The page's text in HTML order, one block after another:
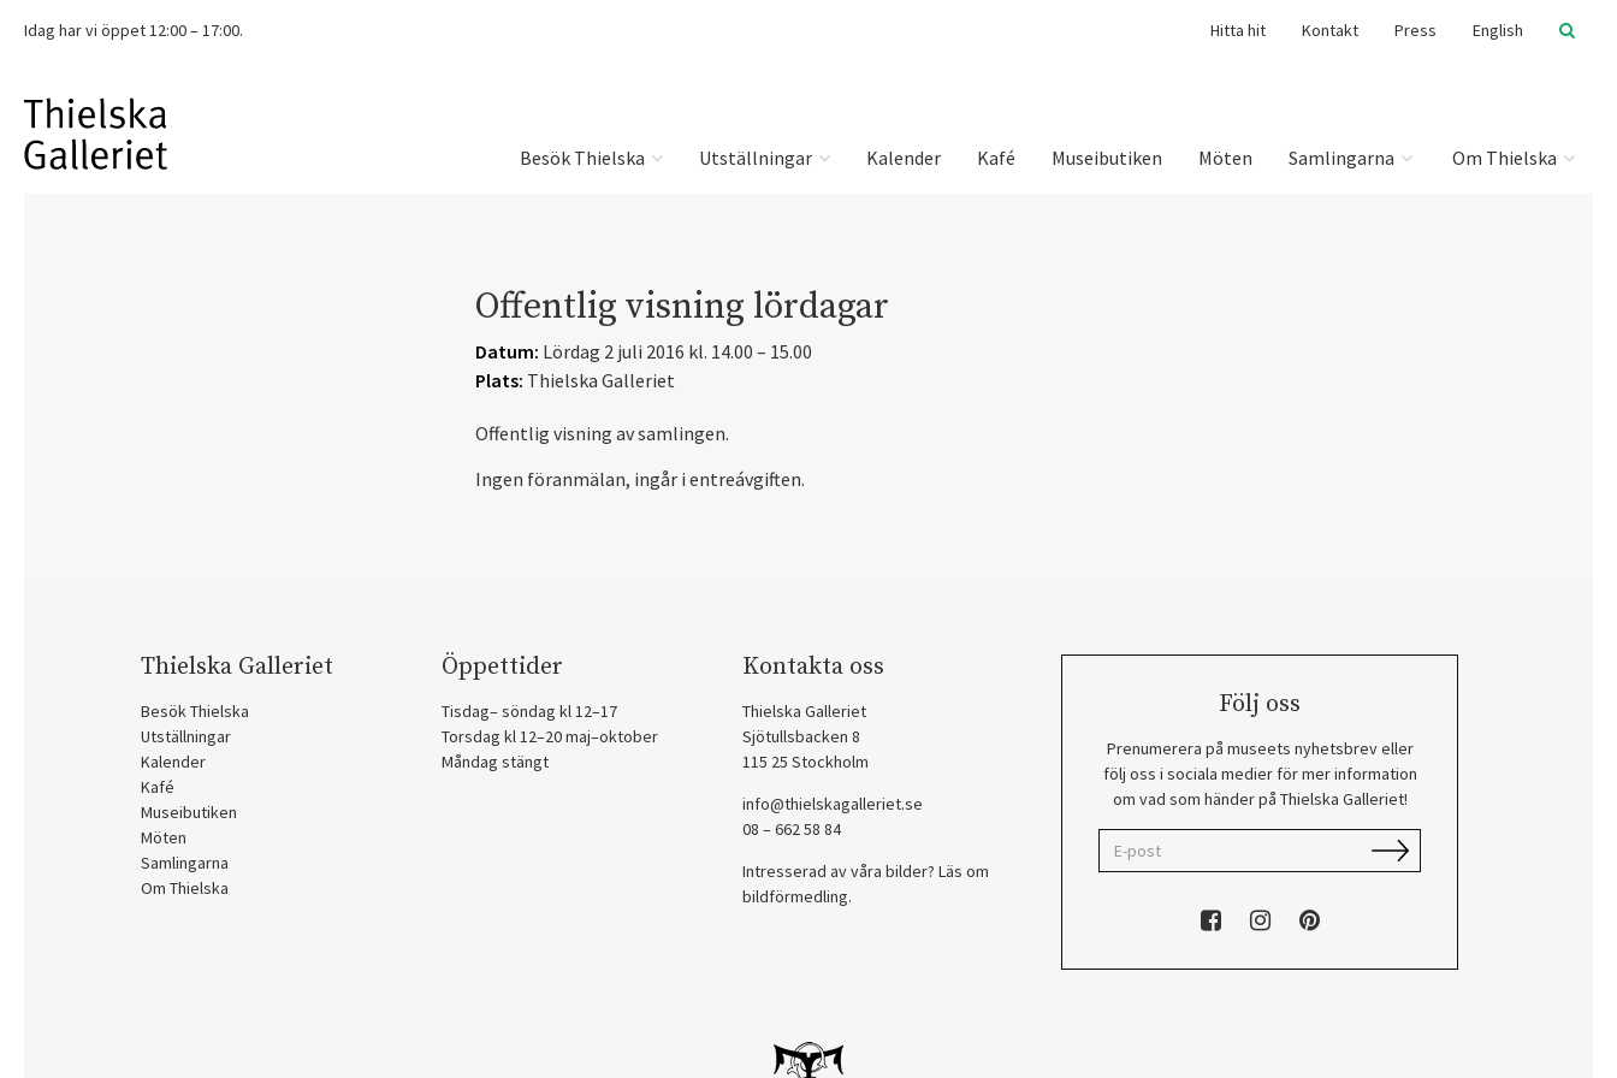
Idag har vi öppet 12:00 – 17:00. Hitta hit Kontakt Press English
Besök Thielska Utställningar Kalender Kafé Museibutiken Möten Samlingarna Om Thielska
Offentlig visning lördagar
Datum: Lördag 2 juli 2016 kl. 14.00 – 15.00
Plats: Thielska Galleriet
Offentlig visning av samlingen.
Ingen föranmälan, ingår i entreávgiften.
Thielska Galleriet
Besök Thielska
Utställningar
Kalender
Kafé
Museibutiken
Möten
Samlingarna
Om Thielska
Öppettider
Tisdag– söndag kl 12–17
Torsdag kl 12–20 maj–oktober
Måndag stängt
Kontakta oss
Thielska Galleriet
Sjötullsbacken 8
115 25 Stockholm
info@thielskagalleriet.se
08 – 662 58 84
Intresserad av våra bilder? Läs om
bildförmedling.
Följ oss
Prenumerera på museets nyhetsbrev eller
följ oss i sociala medier för mer information
om vad som händer på Thielska Galleriet!